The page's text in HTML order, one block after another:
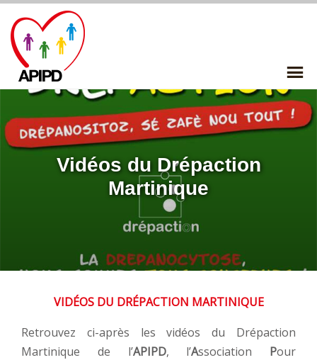
content
Vidéos du Drépaction
Martinique
VIDÉOS DU DRÉPACTION MARTINIQUE
Retrouvez ci-après les vidéos du Drépaction
Martinique de l’APIPD, l’Association Pour